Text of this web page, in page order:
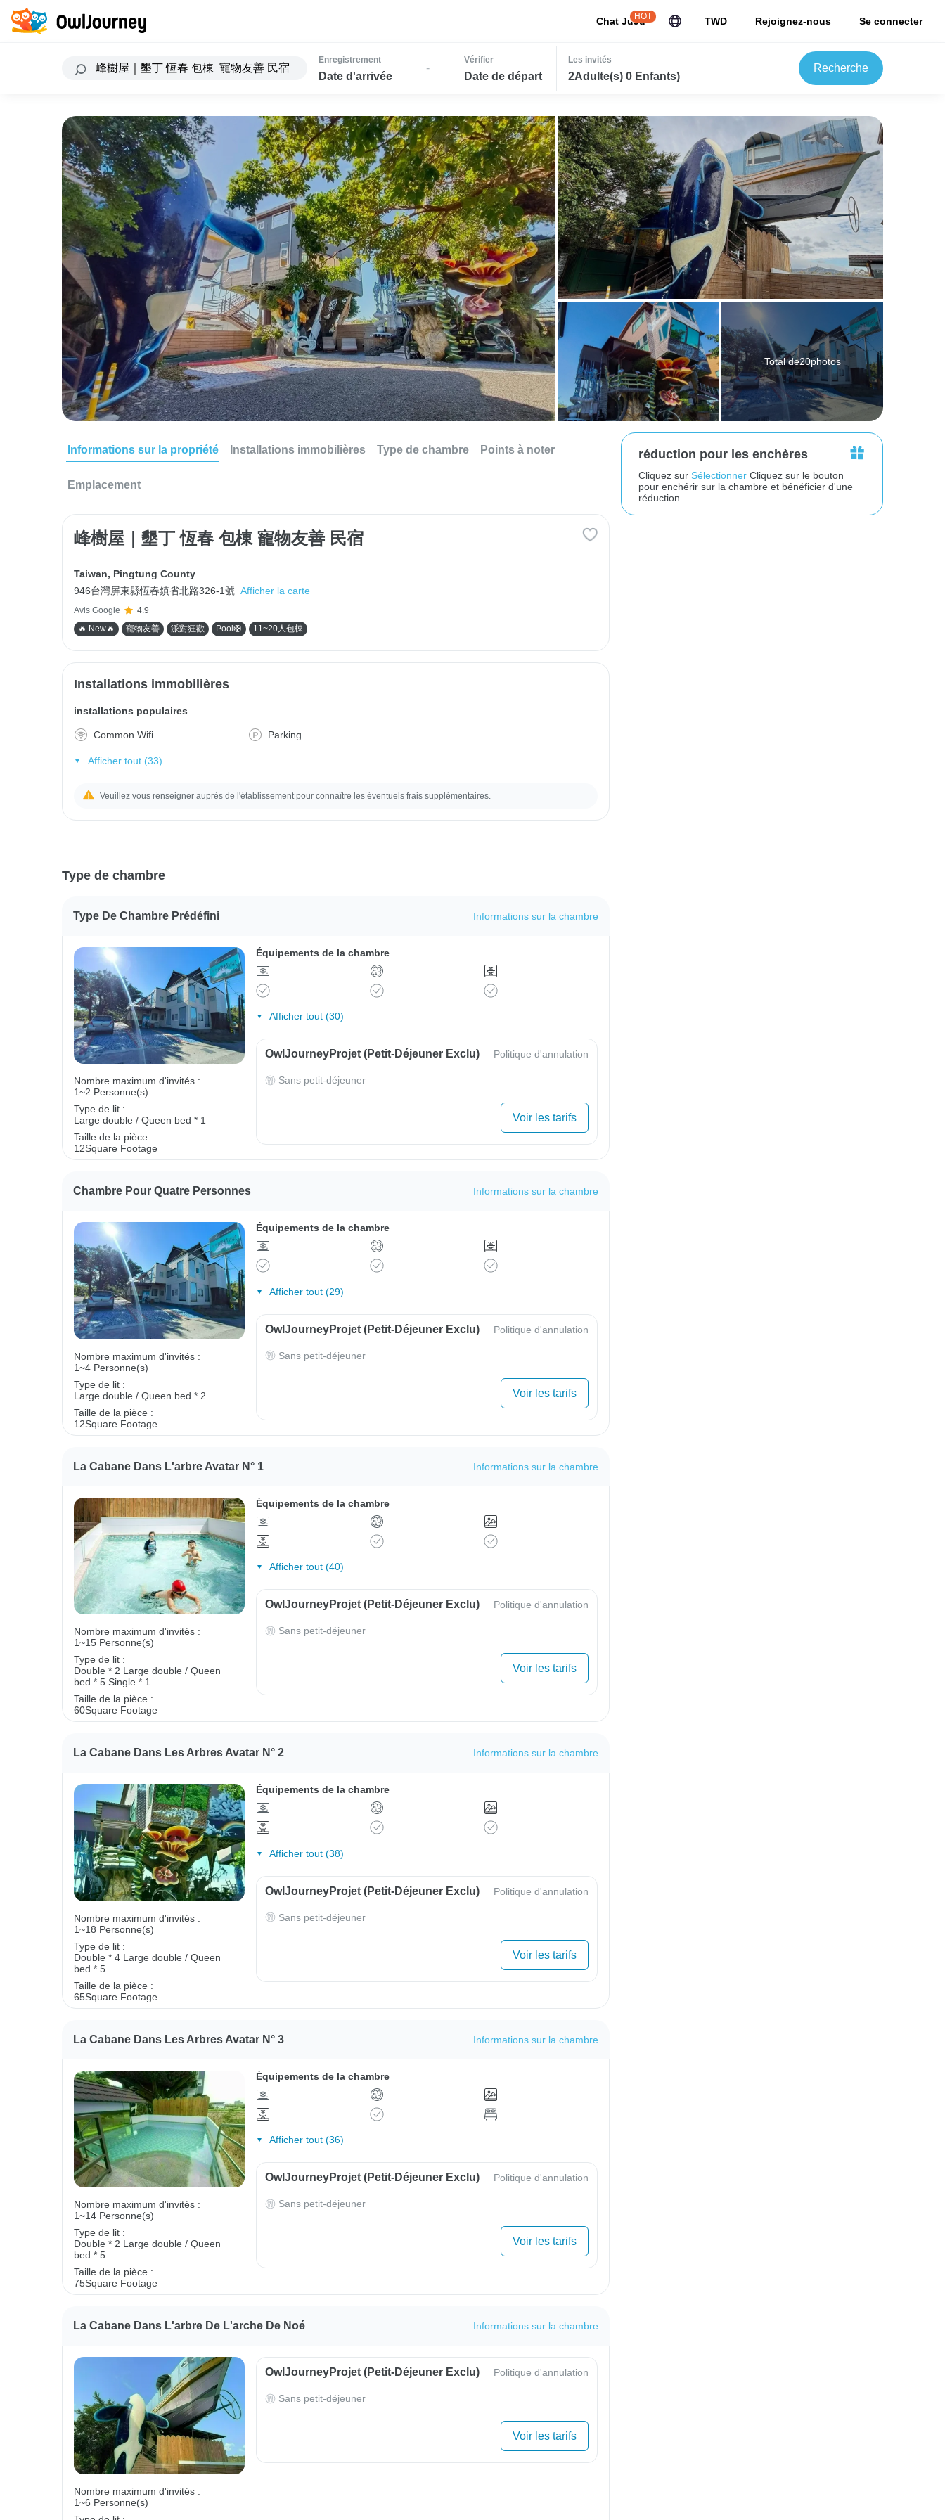
Chat JuJu
HOT TWD Rejoignez-nous Se connecter
Enregistrement
Date d'arrivée
-
Vérifier
Date de départ
Les invités
2Adulte(s) 0 Enfants)
Recherche
Total de20photos
Informations sur la propriété Installations immobilières Type de chambre Points à noter
Emplacement
峰樹屋｜墾丁 恆春 包棟 寵物友善 民宿
Taiwan, Pingtung County
946台灣屏東縣恆春鎮省北路326-1號 Afficher la carte
Avis Google
4.9
🔥 New🔥
寵物友善 派對狂歡 Pool🛟 11~20人包棟
Installations immobilières
installations populaires
Common Wifi Parking
Afficher tout (33)
Veuillez vous renseigner auprès de l'établissement pour connaître les éventuels frais supplémentaires.
Type de chambre
Type De Chambre Prédéfini Informations sur la chambre
Nombre maximum d'invités :
1~2 Personne(s)
Type de lit :
Large double / Queen bed * 1
Taille de la pièce :
12Square Footage
Équipements de la chambre
Afficher tout (30)
OwlJourneyProjet (petit-Déjeuner Exclu) Politique d'annulation
Sans petit-déjeuner
Voir les tarifs
Chambre Pour Quatre Personnes Informations sur la chambre
Nombre maximum d'invités :
1~4 Personne(s)
Type de lit :
Large double / Queen bed * 2
Taille de la pièce :
12Square Footage
Équipements de la chambre
Afficher tout (29)
OwlJourneyProjet (petit-Déjeuner Exclu) Politique d'annulation
Sans petit-déjeuner
Voir les tarifs
La Cabane Dans L'arbre Avatar N° 1 Informations sur la chambre
Nombre maximum d'invités :
1~15 Personne(s)
Type de lit :
Double * 2 Large double / Queen
bed * 5 Single * 1
Taille de la pièce :
60Square Footage
Équipements de la chambre
Afficher tout (40)
OwlJourneyProjet (petit-Déjeuner Exclu) Politique d'annulation
Sans petit-déjeuner
Voir les tarifs
La Cabane Dans Les Arbres Avatar N° 2 Informations sur la chambre
Nombre maximum d'invités :
1~18 Personne(s)
Type de lit :
Double * 4 Large double / Queen
bed * 5
Taille de la pièce :
65Square Footage
Équipements de la chambre
Afficher tout (38)
OwlJourneyProjet (petit-Déjeuner Exclu) Politique d'annulation
Sans petit-déjeuner
Voir les tarifs
La Cabane Dans Les Arbres Avatar N° 3 Informations sur la chambre
Nombre maximum d'invités :
1~14 Personne(s)
Type de lit :
Double * 2 Large double / Queen
bed * 5
Taille de la pièce :
75Square Footage
Équipements de la chambre
Afficher tout (36)
OwlJourneyProjet (petit-Déjeuner Exclu) Politique d'annulation
Sans petit-déjeuner
Voir les tarifs
La Cabane Dans L'arbre De L'arche De Noé Informations sur la chambre
Nombre maximum d'invités :
1~6 Personne(s)
OwlJourneyProjet (petit-Déjeuner Exclu) Politique d'annulation
Sans petit-déjeuner
Voir les tarifs
réduction pour les enchères
Cliquez surSélectionner Cliquez sur le bouton
pour enchérir sur la chambre et bénéficier d'une
réduction.